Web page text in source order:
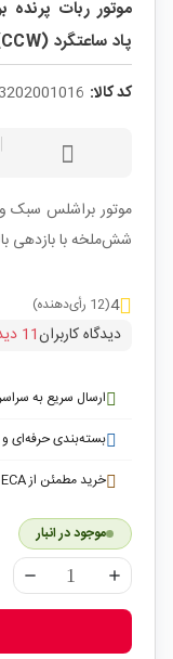
پاد ساعتگرد (CCW)
کد کالا: 3202001016
موتور براشلس سبک و
شش‌ملخه با بازدهی
4(12 رأی‌دهنده)
دیدگاه کاربران11 دیدگاه
ارسال سریع به
بسته‌بندی حرفه‌ای
خرید مطمئن از ECA
موجود در انبار
remove add